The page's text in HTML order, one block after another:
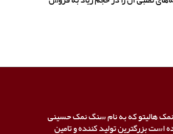
هالیتو که به نام سنگ نمک حسینی
است بزرگترین تولید کننده و تامین